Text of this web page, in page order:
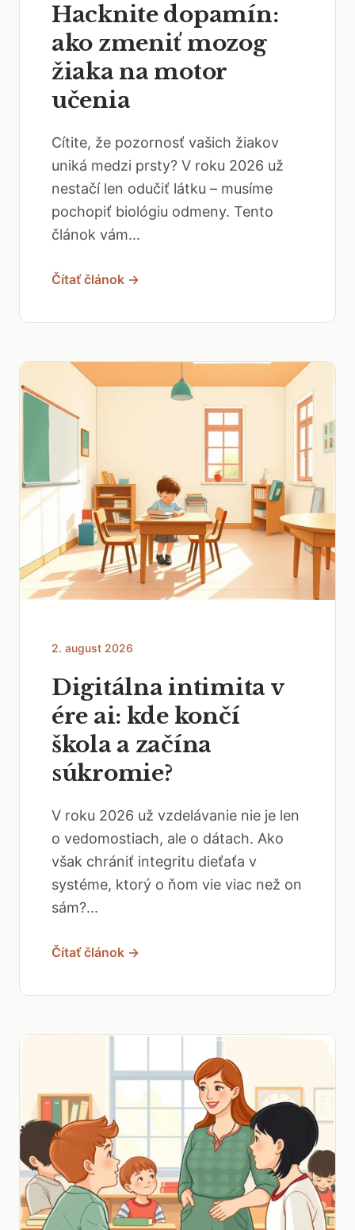
Hacknite dopamín:
ako zmeniť mozog
žiaka na motor
učenia
Cítite, že pozornosť vašich žiakov
uniká medzi prsty? V roku 2026 už
nestačí len odučiť látku – musíme
pochopiť biológiu odmeny. Tento
článok vám...
Čítať článok →
2. august 2026
Digitálna intimita v
ére ai: kde končí
škola a začína
súkromie?
V roku 2026 už vzdelávanie nie je len
o vedomostiach, ale o dátach. Ako
však chrániť integritu dieťaťa v
systéme, ktorý o ňom vie viac než on
sám?...
Čítať článok →